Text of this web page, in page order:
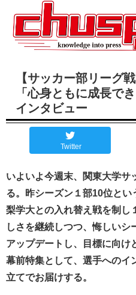
【サッカー部リーグ
「心身ともに成長で
インタビュー
Twitter
いよいよ今週末、関東大学サ
る。昨シーズン１部10位と
梨学大との入れ替え戦を制し
しさを継続しつつ、悔しいシ
アップデートし、目標に向け
幕前特集として、選手へのイ
立てでお届けする。